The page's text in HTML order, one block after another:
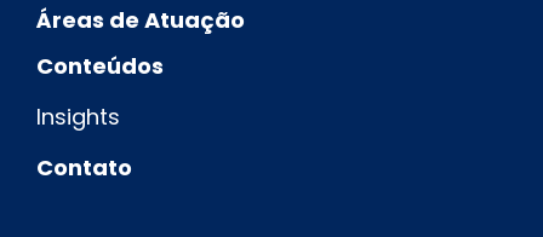
Áreas de Atuação
Conteúdos
Insights
Contato